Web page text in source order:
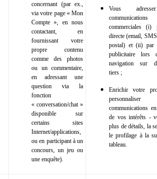
concernant (par ex.,
via votre page « Mon
Compte », en nous
contactant, en
fournissant votre
propre contenu
comme des photos
ou un commentaire,
en adressant une
question via la
fonction
« conversation/chat »
disponible sur
certains sites
Internet/applications,
ou en participant à un
concours, un jeu ou
une enquête).
Vous
communications
commerciales (i)
directe (email,
postal) et (ii) par
publicitaire lors
navigation sur
tiers ;
Enrichir votre
communications
de vos intérêts -
plus de détails, la
le profilage à la
tableau.